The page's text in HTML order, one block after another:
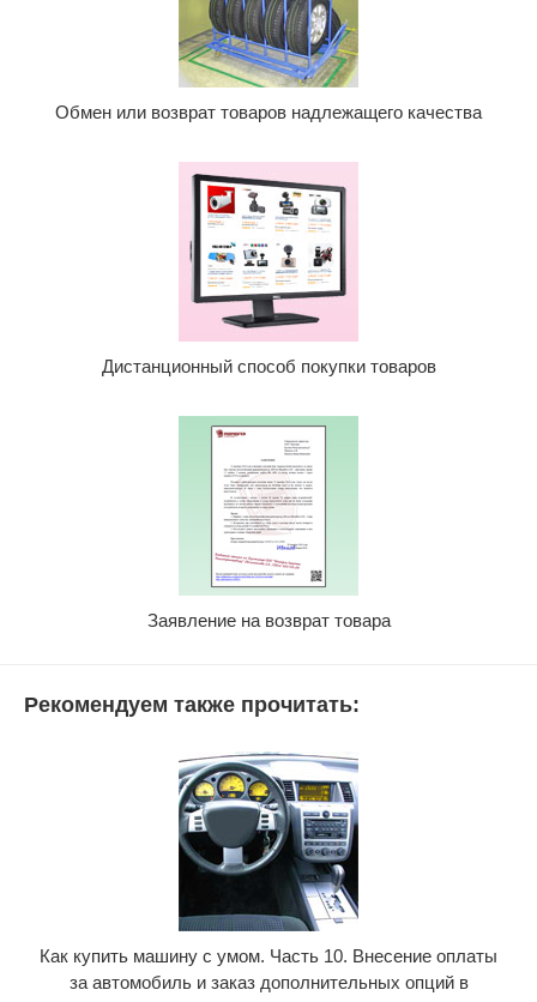
Обмен или возврат товаров надлежащего качества
Дистанционный способ покупки товаров
Заявление на возврат товара
Рекомендуем также прочитать:
Как купить машину с умом. Часть 10. Внесение оплаты
за автомобиль и заказ дополнительных опций в